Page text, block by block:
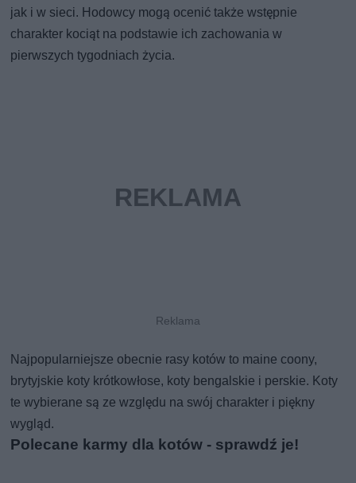
jak i w sieci. Hodowcy mogą ocenić także wstępnie
charakter kociąt na podstawie ich zachowania w
pierwszych tygodniach życia.
Najpopularniejsze obecnie rasy kotów to maine coony,
brytyjskie koty krótkowłose, koty bengalskie i perskie. Koty
te wybierane są ze względu na swój charakter i piękny
wygląd.
Polecane karmy dla kotów - sprawdź je!